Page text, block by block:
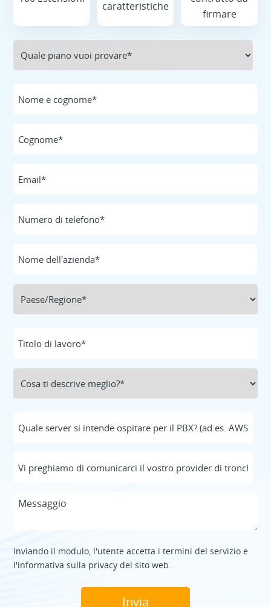
caratteristiche
firmare
Inviando il modulo, l'utente accetta i termini del servizio e
l'informativa sulla privacy del sito web.